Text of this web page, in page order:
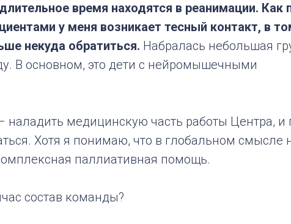
время находятся в реанимации. Как
у меня возникает тесный контакт, в
некуда обратиться. Набралась небольшая
В основном, это дети с нейромышечными
наладить медицинскую часть работы Центра, и
Хотя я понимаю, что в глобальном смысле
паллиативная помощь.
состав команды?